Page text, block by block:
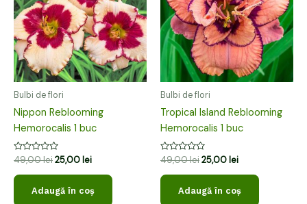
Bulbi de flori
Nippon Reblooming
Hemorocalis 1 buc
Evaluat
0
49,00lei25,00lei
Adaugă în coș
Bulbi de flori
Tropical Island Reblooming
Hemorocalis 1 buc
Evaluat
0
49,00lei25,00lei
Adaugă în coș